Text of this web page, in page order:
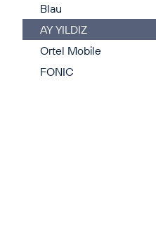
Blau
AY YILDIZ
Ortel Mobile
FONIC